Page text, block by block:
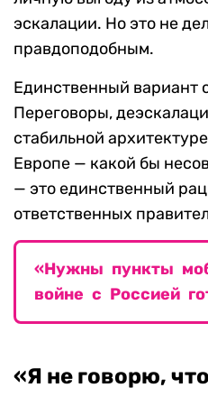
эскалации. Но это не
правдоподобным.
Единственный вариант
Переговоры,
стабильной
Европе — какой бы
— это единственный
ответственных
«Нужны пункты
войне с Россией
«Я не говорю,